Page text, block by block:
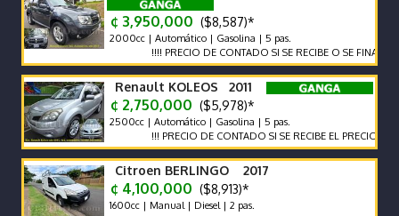
¢ 3,950,000 ($8,587)*
2000cc | Automático | Gasolina | 5 pas.
!!!! PRECIO DE CONTADO SI SE RECIBE O SE FINANCIA EL
Renault KOLEOS 2011
¢ 2,750,000 ($5,978)*
2500cc | Automático | Gasolina | 5 pas.
!!! PRECIO DE CONTADO SI SE RECIBE EL PRECIO VARIA !!!
Citroen BERLINGO 2017
¢ 4,100,000 ($8,913)*
1600cc | Manual | Diesel | 2 pas.